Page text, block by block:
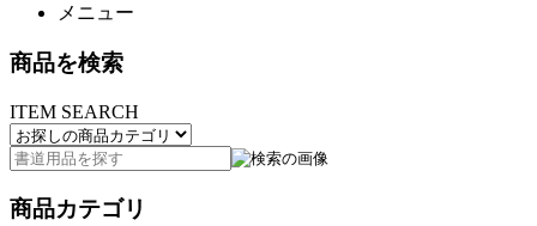
メニュー
商品を検索
ITEM SEARCH
商品カテゴリ